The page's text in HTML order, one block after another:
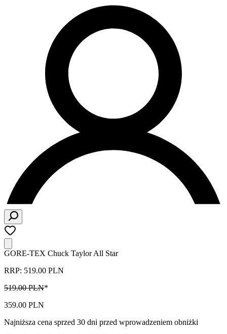
GORE-TEX Chuck Taylor All Star
RRP: 519.00 PLN
519.00 PLN*
359.00 PLN
Najniższa cena sprzed 30 dni przed wprowadzeniem obniżki